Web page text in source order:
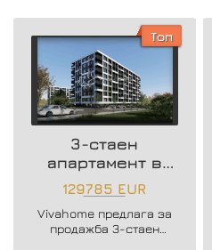
Топ
3-стаен
апартамент в
нова жилищна
сграда
129785 EUR
Vivahome предлага за
продажба 3-стаен